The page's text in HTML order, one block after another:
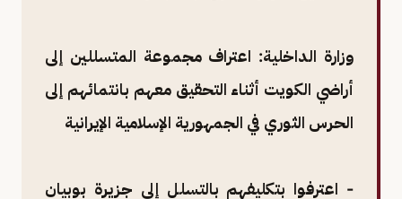
وزارة الداخلية: اعتراف مجموعة المتسللين إلى
أراضي الكويت أثناء التحقيق معهم بانتمائهم إلى
الحرس الثوري في الجمهورية الإسلامية الإيرانية
- اعترفوا بتكليفهم بالتسلل إلى جزيرة بوبيان